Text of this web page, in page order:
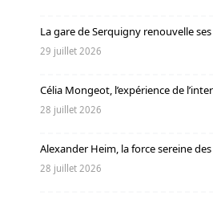
La gare de Serquigny renouvelle
29 juillet 2026
Célia Mongeot, l’expérience de
28 juillet 2026
Alexander Heim, la force sereine
28 juillet 2026